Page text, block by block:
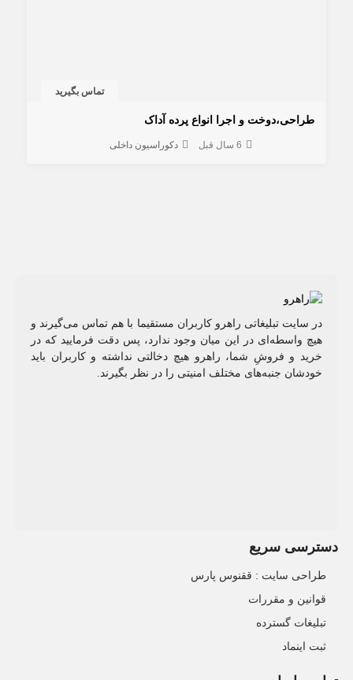
تماس بگیرید
طراحی،دوخت و اجرا انواع پرده آداک
6 سال قبل دکوراسیون داخلی
در سایت تبلیغاتی راهرو کاربران مستقیما با هم تماس می‌گیرند و
هیچ واسطه‌ای در این میان وجود ندارد، پس دقت فرمایید که در
خرید و فروشِ شما، راهرو هیچ دخالتی نداشته و کاربران باید
خودشان جنبه‌های مختلف امنیتی را در نظر بگیرند.
دسترسی سریع
طراحی سایت :‌ ققنوس پارس
قوانین و مقررات
تبلیغات گسترده
ثبت اینماد